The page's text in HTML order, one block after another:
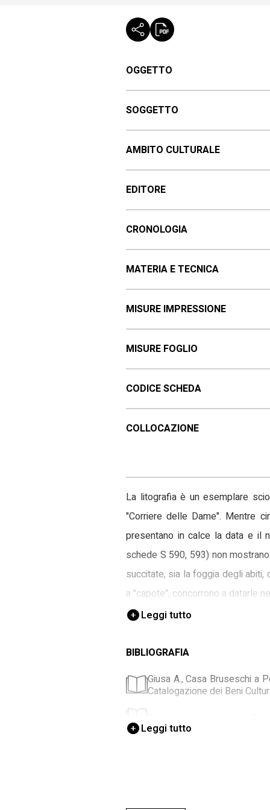
OGGETTO
SOGGETTO
AMBITO CULTURALE
EDITORE
CRONOLOGIA
MATERIA E TECNICA
MISURE IMPRESSIONE
MISURE FOGLIO
CODICE SCHEDA
COLLOCAZIONE
La litografia è un esemplare
"Corriere delle Dame". Mentre
presentano in calce la data e il
schede S 590, 593) non
succitate, sia la foggia degli abiti,
a "capote", concorrono a datarle
Leggi tutto
BIBLIOGRAFIA
Giusa A., Casa Bruseschi a
Catalogazione dei Beni
Leggi tutto